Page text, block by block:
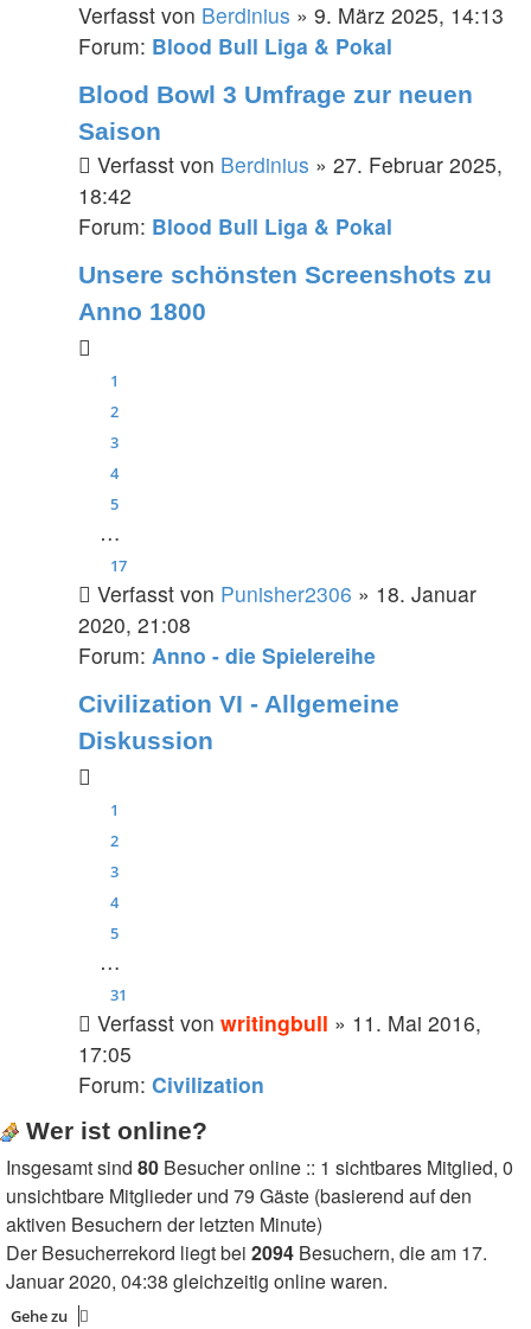
Verfasst von Berdinius » 9. März 2025, 14:13
Forum: Blood Bull Liga & Pokal
Blood Bowl 3 Umfrage zur neuen
Saison
Verfasst von Berdinius » 27. Februar 2025,
18:42
Forum: Blood Bull Liga & Pokal
Unsere schönsten Screenshots zu
Anno 1800
1
2
3
4
5
…
17
Verfasst von Punisher2306 » 18. Januar
2020, 21:08
Forum: Anno - die Spielereihe
Civilization VI - Allgemeine
Diskussion
1
2
3
4
5
…
31
Verfasst von writingbull » 11. Mai 2016,
17:05
Forum: Civilization
Wer ist online?
Insgesamt sind 80 Besucher online :: 1 sichtbares Mitglied, 0
unsichtbare Mitglieder und 79 Gäste (basierend auf den
aktiven Besuchern der letzten Minute)
Der Besucherrekord liegt bei 2094 Besuchern, die am 17.
Januar 2020, 04:38 gleichzeitig online waren.
Gehe zu